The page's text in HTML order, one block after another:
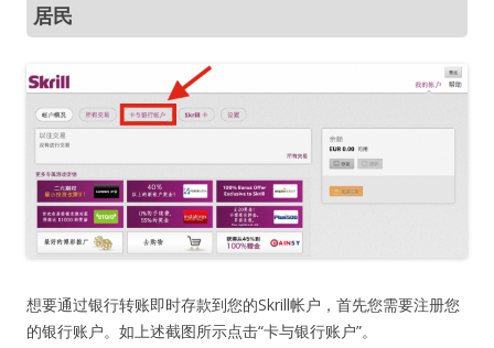
居民
想要通过银行转账即时存款到您的Skrill帐户，首先您需要注册您
的银行账户。如上述截图所示点击“卡与银行账户”。